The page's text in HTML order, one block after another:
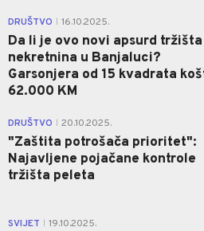
DRUŠTVO 16.10.2025.
Da li je ovo novi apsurd tržišta
nekretnina u Banjaluci?
Garsonjera od 15 kvadrata
62.000 KM
DRUŠTVO 20.10.2025.
"Zaštita potrošača prioritet":
Najavljene pojačane kontrole
tržišta peleta
SVIJET 19.10.2025.